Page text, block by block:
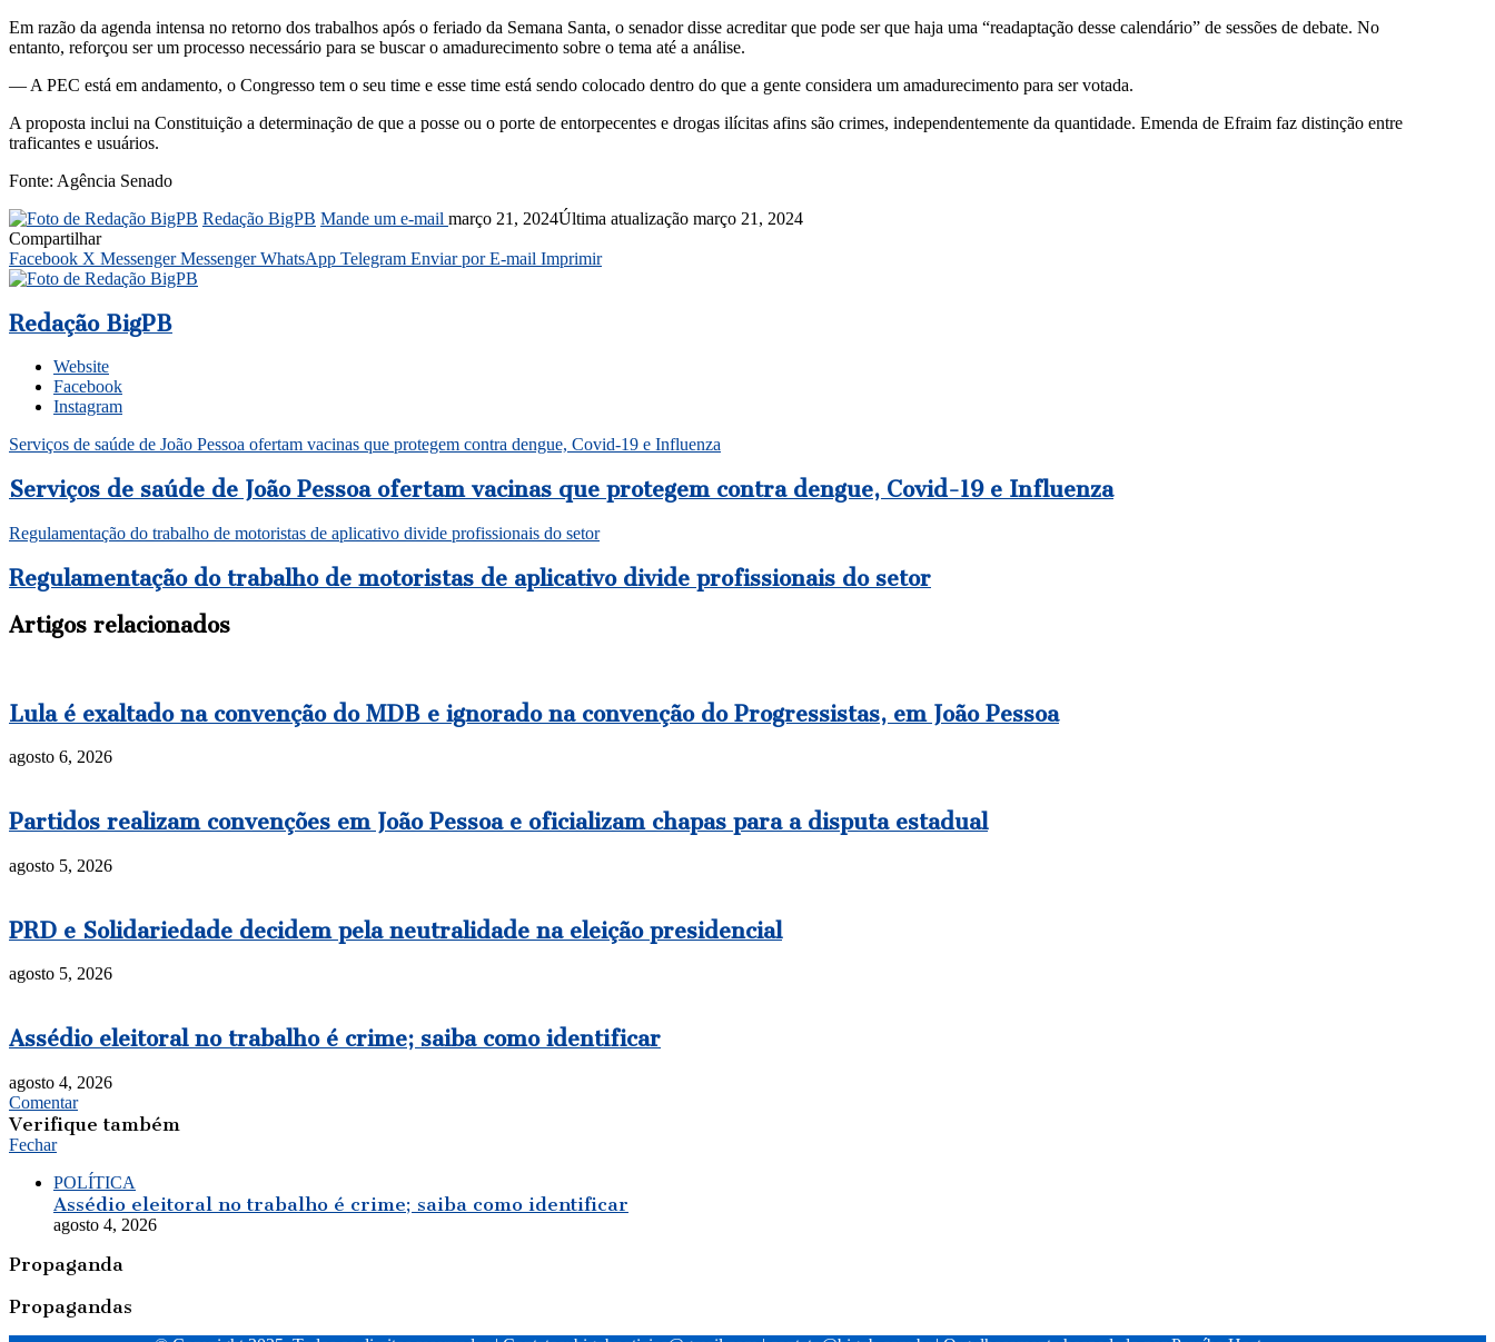
Em razão da agenda intensa no retorno dos trabalhos após o feriado da Semana Santa, o senador disse acreditar que pode ser que haja uma “readaptação desse calendário” de sessões de debate. No
entanto, reforçou ser um processo necessário para se buscar o amadurecimento sobre o tema até a análise.
— A PEC está em andamento, o Congresso tem o seu time e esse time está sendo colocado dentro do que a gente considera um amadurecimento para ser votada.
A proposta inclui na Constituição a determinação de que a posse ou o porte de entorpecentes e drogas ilícitas afins são crimes, independentemente da quantidade. Emenda de Efraim faz distinção entre
traficantes e usuários.
Fonte: Agência Senado
Redação BigPB Mande um e-mail março 21, 2024Última atualização março 21, 2024
Compartilhar
Facebook X Messenger Messenger WhatsApp Telegram Enviar por E-mail Imprimir
Redação BigPB
Website
Facebook
Instagram
Serviços de saúde de João Pessoa ofertam vacinas que protegem contra dengue, Covid-19 e Influenza
Serviços de saúde de João Pessoa ofertam vacinas que protegem contra dengue, Covid-19 e Influenza
Regulamentação do trabalho de motoristas de aplicativo divide profissionais do setor
Regulamentação do trabalho de motoristas de aplicativo divide profissionais do setor
Artigos relacionados
Lula é exaltado na convenção do MDB e ignorado na convenção do Progressistas, em João Pessoa
agosto 6, 2026
Partidos realizam convenções em João Pessoa e oficializam chapas para a disputa estadual
agosto 5, 2026
PRD e Solidariedade decidem pela neutralidade na eleição presidencial
agosto 5, 2026
Assédio eleitoral no trabalho é crime; saiba como identificar
agosto 4, 2026
Comentar
Verifique também
Fechar
POLÍTICA
Assédio eleitoral no trabalho é crime; saiba como identificar
agosto 4, 2026
Propaganda
Propagandas